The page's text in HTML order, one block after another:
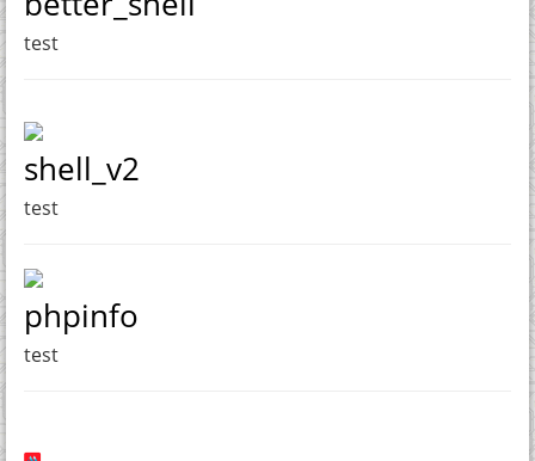
test
shell_v2
test
phpinfo
test